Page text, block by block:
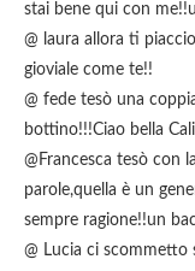
stai bene qui con
@ laura allora ti
gioviale come te!!
@ fede tesò una
bottino!!!Ciao bella
@Francesca tesò con
parole,quella è un
sempre ragione!!un
@ Lucia ci scommetto